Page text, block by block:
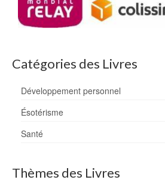
Catégories des Livres
Développement personnel
Ésotérisme
Santé
Thèmes des Livres